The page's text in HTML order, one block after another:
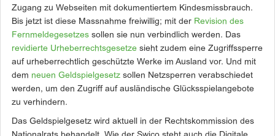
Zugang zu Webseiten mit dokumentiertem Kindesmissbrauch.
Bis jetzt ist diese Massnahme freiwillig; mit der Revision des
Fernmeldegesetzes sollen sie nun verbindlich werden. Das
revidierte Urheberrechtsgesetze sieht zudem eine Zugriffssperre
auf urheberrechtlich geschützte Werke im Ausland vor. Und mit
dem neuen Geldspielgesetz sollen Netzsperren verabschiedet
werden, um den Zugriff auf ausländische Glücksspielangebote
zu verhindern.
Das Geldspielgesetz wird aktuell in der Rechtskommission des